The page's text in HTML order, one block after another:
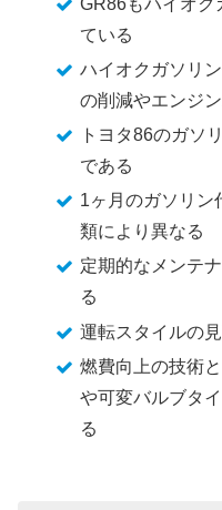
ている
ハイオクガソリ
の削減やエンジ
トヨタ86のガソ
である
1ヶ月のガソリン
類により異なる
定期的なメンテ
る
運転スタイルの
燃費向上の技術
や可変バルブタ
る